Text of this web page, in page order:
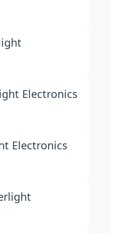
Electronics
Electronics